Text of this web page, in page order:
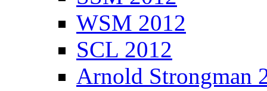
WSM 2012
SCL 2012
Arnold Strongman